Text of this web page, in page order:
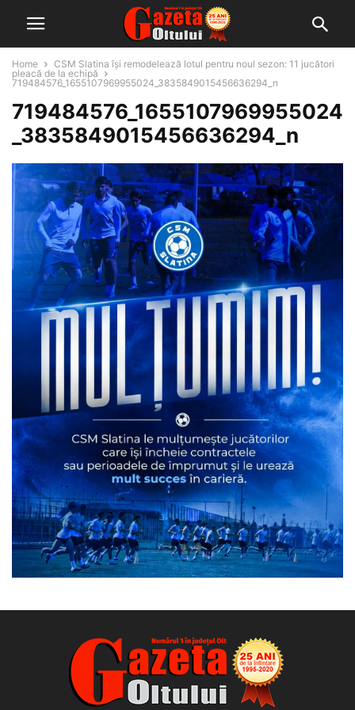
Home
CSM Slatina își remodelează lotul pentru noul sezon: 11 jucători
pleacă de la echipă
719484576_1655107969955024_3835849015456636294_n
719484576_1655107969955024
_3835849015456636294_n